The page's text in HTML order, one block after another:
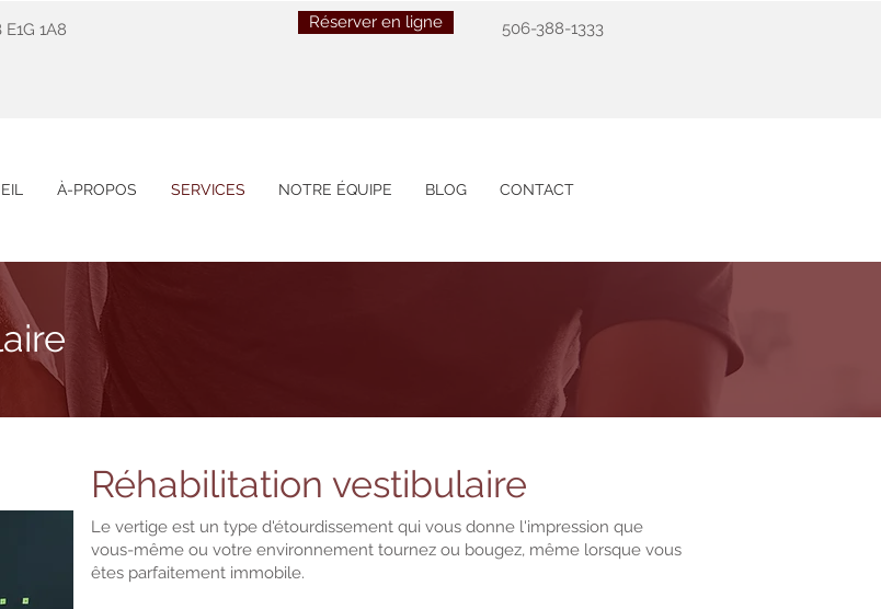
1A8 Réserver en ligne 506-388-1333
À-PROPOS SERVICES NOTRE ÉQUIPE BLOG CONTACT
Réhabilitation vestibulaire
Le vertige est un type d'étourdissement qui vous donne l'impression que
vous-même ou votre environnement tournez ou bougez, même lorsque vous
êtes parfaitement immobile.